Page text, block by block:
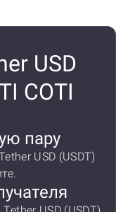
USD
COTI
пару
USD (USDT)